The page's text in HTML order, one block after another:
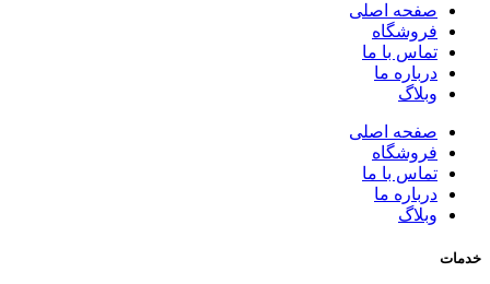
صفحه اصلی
فروشگاه
تماس با ما
درباره ما
وبلاگ
صفحه اصلی
فروشگاه
تماس با ما
درباره ما
وبلاگ
خدمات